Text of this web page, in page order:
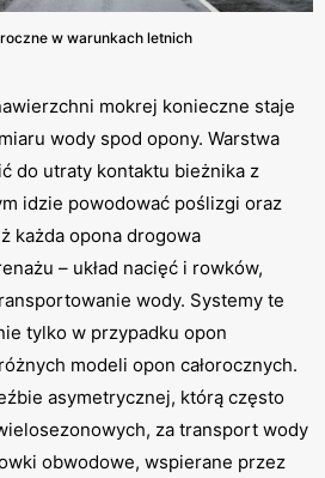
w warunkach letnich
mokrej konieczne staje
wody spod opony. Warstwa
do utraty kontaktu bieżnika z
idzie powodować poślizgi oraz
każda opona drogowa
– układ nacięć i rowków,
wody. Systemy te
tylko w przypadku opon
modeli opon całorocznych.
asymetrycznej, którą często
za transport wody
obwodowe, wspierane przez